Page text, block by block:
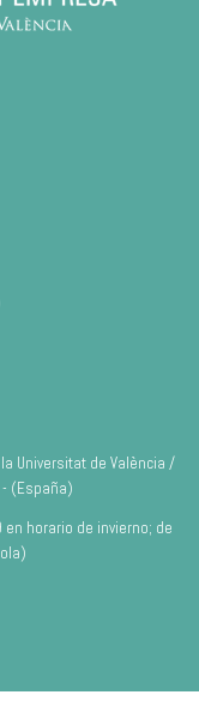
Universitat de València /
- (España)
horario de invierno; de